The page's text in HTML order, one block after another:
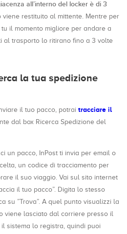
all’interno del locker è di 3
viene restituito al mittente. Mentre per
il momento migliore per andare a
al trasporto lo ritirano fino a 3 volte
la tua spedizione
il tuo pacco, potrai tracciare il
dal box Ricerca Spedizione del
un pacco, InPost ti invia per email o
un codice di tracciamento per
il suo viaggio. Vai sul sito internet
il tuo pacco”. Digita lo stesso
su ”Trova”. A quel punto visualizzi la
viene lasciato dal corriere presso il
sistema lo registra, quindi puoi